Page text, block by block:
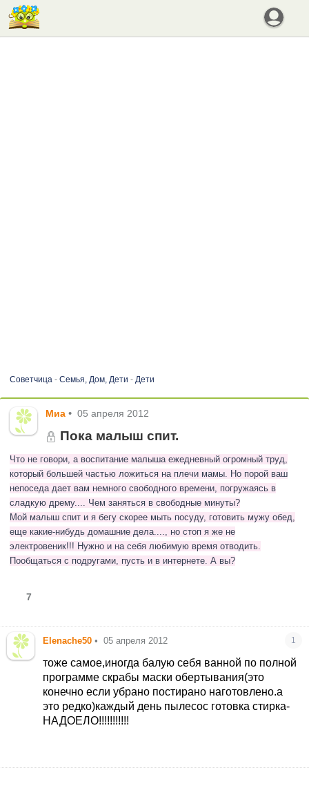
Советчица- Семья, Дом, Дети - Дети
Миа • 05 апреля 2012
Пока малыш спит.
Что не говори, а воспитание малыша ежедневный огромный труд,
который большей частью ложиться на плечи мамы. Но порой ваш
непоседа дает вам немного свободного времени, погружаясь в
сладкую дрему.... Чем заняться в свободные минуты?
Мой малыш спит и я бегу скорее мыть посуду, готовить мужу обед,
еще какие-нибудь домашние дела...., но стоп я же не
электровеник!!! Нужно и на себя любимую время отводить.
Пообщаться с подругами, пусть и в интернете. А вы?
7
Elenache50 • 05 апреля 2012 1
тоже самое,иногда балую себя ванной по полной
программе скрабы маски обертывания(это
конечно если убрано постирано наготовлено.а
это редко)каждый день пылесос готовка стирка-
НАДОЕЛО!!!!!!!!!!!